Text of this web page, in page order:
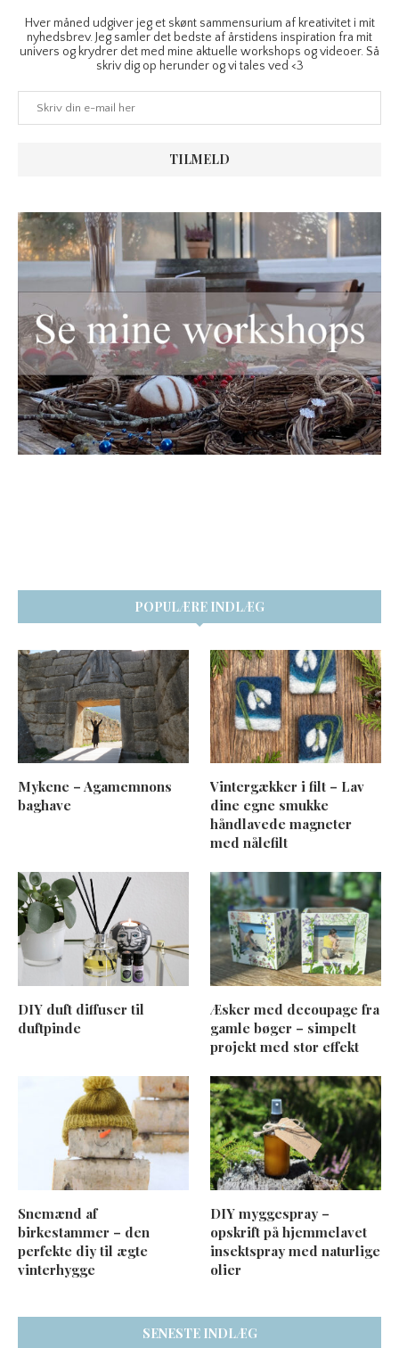
Hver måned udgiver jeg et skønt sammensurium af kreativitet i mit
nyhedsbrev. Jeg samler det bedste af årstidens inspiration fra mit
univers og krydrer det med mine aktuelle workshops og videoer. Så
skriv dig op herunder og vi tales ved <3
POPULÆRE INDLÆG
Mykene – Agamemnons
baghave
Vintergækker i filt – Lav
dine egne smukke
håndlavede magneter
med nålefilt
DIY duft diffuser til
duftpinde
Æsker med decoupage fra
gamle bøger – simpelt
projekt med stor effekt
Snemænd af
birkestammer – den
perfekte diy til ægte
vinterhygge
DIY myggespray –
opskrift på hjemmelavet
insektspray med naturlige
olier
SENESTE INDLÆG